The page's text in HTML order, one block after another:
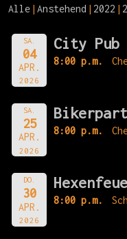
Alle Anstehend 2022
SA.
04
APR.
2026
City Pub
8:00 p.m.
SA.
25
APR.
2026
8:00 p.m.
DO.
30
APR.
2026
8:00 p.m.